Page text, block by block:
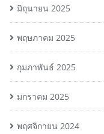
มิถุนายน 2025
พฤษภาคม 2025
กุมภาพันธ์ 2025
มกราคม 2025
พฤศจิกายน 2024